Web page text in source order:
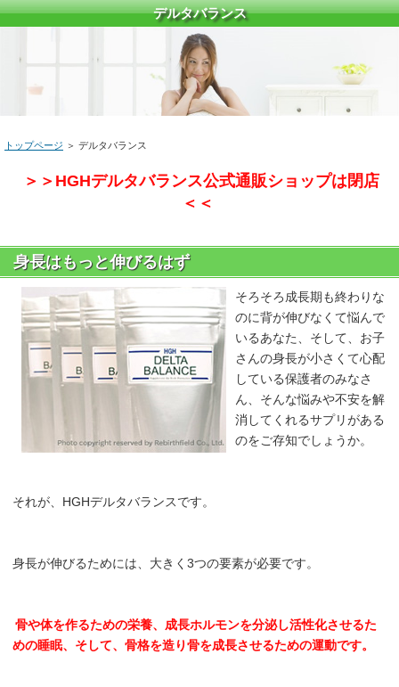
デルタバランス
トップページ ＞ デルタバランス
＞＞HGHデルタバランス公式通販ショップは閉店
＜＜
身長はもっと伸びるはず
そろそろ成長期も終わりな
のに背が伸びなくて悩んで
いるあなた、そして、お子
さんの身長が小さくて心配
している保護者のみなさ
ん、そんな悩みや不安を解
消してくれるサプリがある
のをご存知でしょうか。
それが、HGHデルタバランスです。
身長が伸びるためには、大きく3つの要素が必要です。
骨や体を作るための栄養、成長ホルモンを分泌し活性化させるた
めの睡眠、そして、骨格を造り骨を成長させるための運動です。